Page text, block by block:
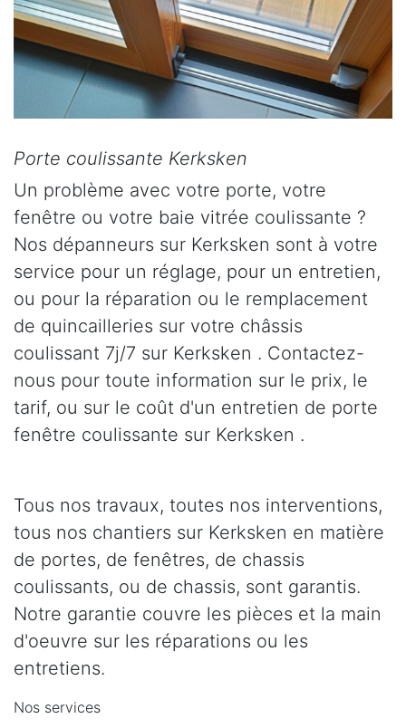
Porte coulissante Kerksken
Un problème avec votre porte, votre
fenêtre ou votre baie vitrée coulissante ?
Nos dépanneurs sur Kerksken sont à votre
service pour un réglage, pour un entretien,
ou pour la réparation ou le remplacement
de quincailleries sur votre châssis
coulissant 7j/7 sur Kerksken . Contactez-
nous pour toute information sur le prix, le
tarif, ou sur le coût d'un entretien de porte
fenêtre coulissante sur Kerksken .
Tous nos travaux, toutes nos interventions,
tous nos chantiers sur Kerksken en matière
de portes, de fenêtres, de chassis
coulissants, ou de chassis, sont garantis.
Notre garantie couvre les pièces et la main
d'oeuvre sur les réparations ou les
entretiens.
Nos services